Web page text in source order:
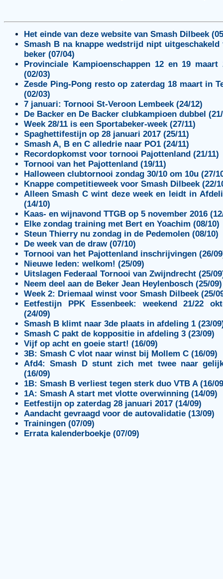
Het einde van deze website van Smash Dilbeek
Smash B na knappe wedstrijd nipt uitgeschakeld
beker (07/04)
Provinciale Kampioenschappen 12 en 19 maart
(02/03)
Zesde Ping-Pong resto op zaterdag 18 maart in
(02/03)
7 januari: Tornooi St-Veroon Lembeek (24/12)
De Backer en De Backer clubkampioen dubbel
Week 28/11 is een Sportabeker-week (27/11)
Spaghettifestijn op 28 januari 2017 (25/11)
Smash A, B en C alledrie naar PO1 (24/11)
Recordopkomst voor tornooi Pajottenland (21/11)
Tornooi van het Pajottenland (19/11)
Halloween clubtornooi zondag 30/10 om 10u (27/
Knappe competitieweek voor Smash Dilbeek (22/
Alleen Smash C wint deze week en leidt in
(14/10)
Kaas- en wijnavond TTGB op 5 november 2016
Elke zondag training met Bert en Yoachim (08/10)
Steun Thierry nu zondag in de Pedemolen (08/10)
De week van de draw (07/10)
Tornooi van het Pajottenland inschrijvingen (26/
Nieuwe leden: welkom! (25/09)
Uitslagen Federaal Tornooi van Zwijndrecht (25/
Neem deel aan de Beker Jean Heylenbosch (25/09)
Week 2: Driemaal winst voor Smash Dilbeek (25/
Eetfestijn PPK Essenbeek: weekend 21/22
(24/09)
Smash B klimt naar 3de plaats in afdeling 1 (23/
Smash C pakt de koppositie in afdeling 3 (23/09)
Vijf op acht en goeie start! (16/09)
3B: Smash C vlot naar winst bij Mollem C (16/09)
Afd4: Smash D stunt zich met twee naar
(16/09)
1B: Smash B verliest tegen sterk duo VTB A (16/
1A: Smash A start met vlotte overwinning (14/09)
Eetfestijn op zaterdag 28 januari 2017 (14/09)
Aandacht gevraagd voor de autovalidatie (13/09)
Trainingen (07/09)
Errata kalenderboekje (07/09)